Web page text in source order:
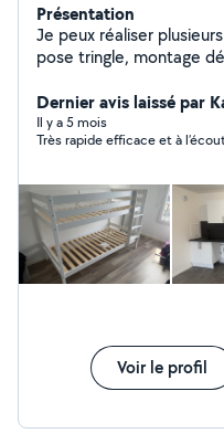
Présentation
Je peux réaliser plusieurs types
pose tringle, montage
ou demandes
et assez outillé. Dispo le
ends, je fais cela en
soixante treize
Dernier avis laissé par
Il y a 5 mois
Très rapide efficace et à
Voir le profil